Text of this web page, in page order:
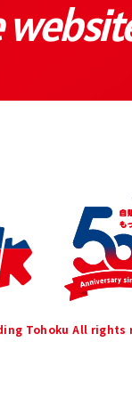
Tohoku All rights